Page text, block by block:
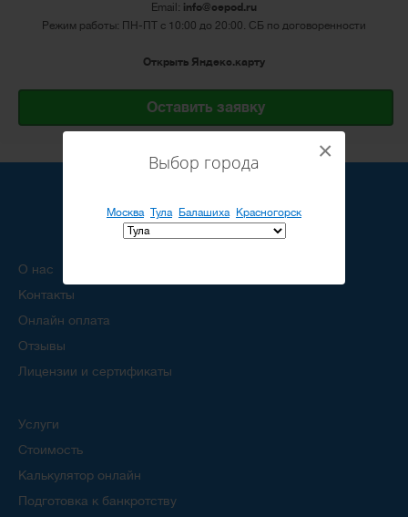
Выбор города
Москва Тула Балашиха Красногорск
×
Email: info@cepod.ru
Режим работы: ПН-ПТ с 10:00 до 20:00. СБ по договоренности
Открыть Яндекс.карту
Оставить заявку
О нас
Контакты
Онлайн оплата
Отзывы
Лицензии и сертификаты
Услуги
Стоимость
Калькулятор онлайн
Подготовка к банкротству